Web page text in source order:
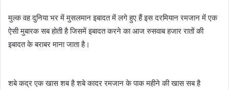
मुल्क वह दुनिया भर में मुसलमान इबादत में लगे हुए हैं इस दरमियान रमजान में एक
ऐसी मुबारक सब होती है जिसमें इबादत करने का आज रुसवाब हजार रातों की
इबादत के बराबर माना जाता है।
शबे कद्र एक खास शब है शबे कादर रमजान के पाक महीने की खास सब है